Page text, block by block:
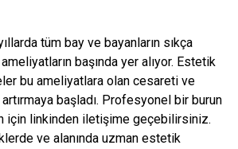
tüm bay ve bayanların sıkça
başında yer alıyor. Estetik
bu ameliyatlara olan cesareti ve
başladı. Profesyonel bir burun
için linkinden iletişime geçebilirsiniz.
ve alanında uzman estetik